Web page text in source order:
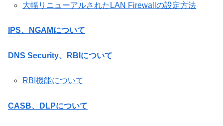
大幅リニューアルされたLAN Firewallの設定方法
IPS、NGAMについて
DNS Security、RBIについて
RBI機能について
CASB、DLPについて